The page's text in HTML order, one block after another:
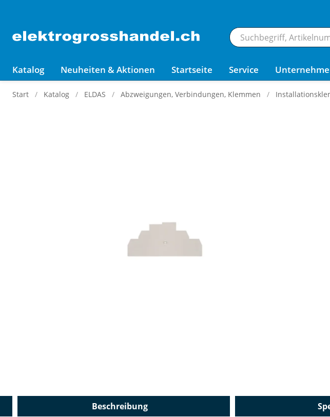
Katalog Neuheiten & Aktionen Startseite Service
Start Katalog ELDAS Abzweigungen, Verbindungen, Klemmen
Beschreibung